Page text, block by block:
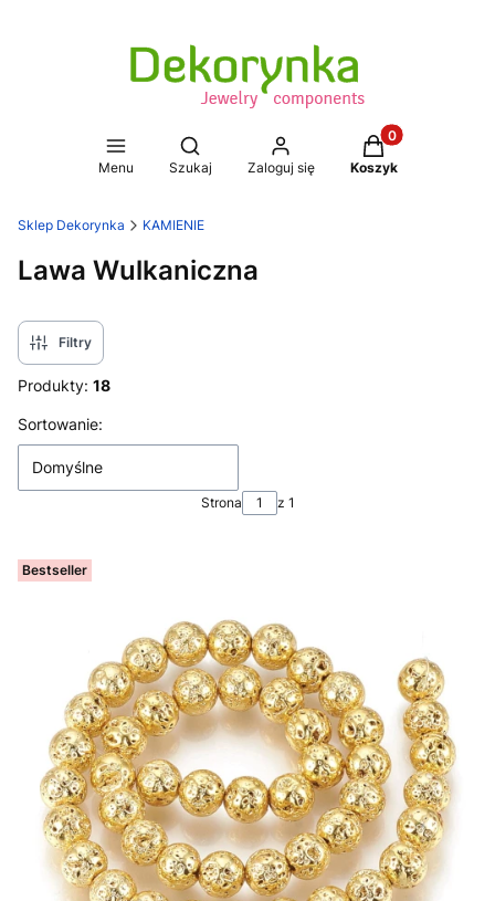
Menu
Otwórz wyszukiwarkę
Szukaj Zaloguj się
Produkty w
Koszyk
Sklep Dekorynka KAMIENIE
Lawa Wulkaniczna
Filtry
Produkty: 18
Lista produktów
Sortowanie:
Domyślne
Strona z 1
Bestseller